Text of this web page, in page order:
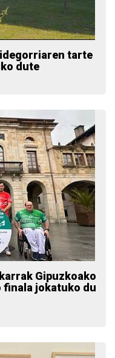
tarte
dute
Gipuzkoako
jokatuko du